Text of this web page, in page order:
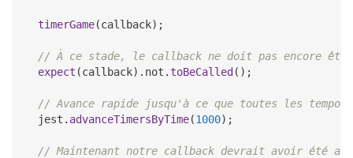
timerGame(callback) ;
// À ce stade, le callback ne doit pas encore être
expect (callback) . not . toBeCalled ( ) ;
// Avance rapide jusqu'à ce que toutes les
  jest
. advanceTimersByTime(1000) ;
// Maintenant notre callback devrait avoir été